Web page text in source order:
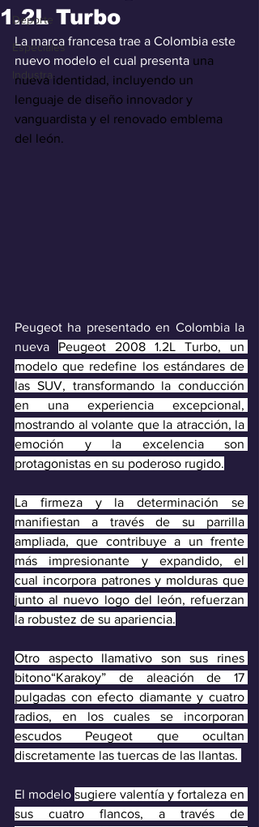
Deporte
Especiales
Industra
1.2L Turbo
La marca francesa trae a Colombia este
nuevo modelo el cual presenta una
nueva identidad, incluyendo un
lenguaje de diseño innovador y
vanguardista y el renovado emblema
del león.
Peugeot ha presentado en Colombia la
nueva Peugeot 2008 1.2L Turbo, un
modelo que redefine los estándares de
las SUV, transformando la conducción
en una experiencia excepcional,
mostrando al volante que la atracción, la
emoción y la excelencia son
protagonistas en su poderoso rugido.
La firmeza y la determinación se
manifiestan a través de su parrilla
ampliada, que contribuye a un frente
más impresionante y expandido, el
cual incorpora patrones y molduras que
junto al nuevo logo del león, refuerzan
la robustez de su apariencia.
Otro aspecto llamativo son sus rines
bitono“Karakoy” de aleación de 17
pulgadas con efecto diamante y cuatro
radios, en los cuales se incorporan
escudos Peugeot que ocultan
discretamente las tuercas de las llantas.
El modelo sugiere valentía y fortaleza en
sus cuatro flancos, a través de